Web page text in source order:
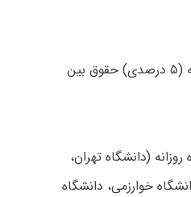
رتبه ۱۸ کشوری و ۲ سهمیه (۵ درصدی) حقوق بین
(دانشگاه تهران،
خوارزمی، دانشگاه